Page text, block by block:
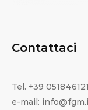
Contattaci
Tel. +39 051846121
e-mail: